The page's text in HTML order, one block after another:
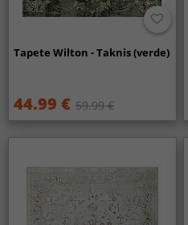
Tapete Wilton - Taknis (verde)
44.99 € 59.99 €